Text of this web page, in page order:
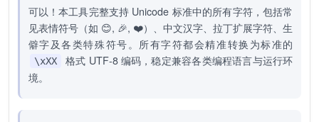
可以！本工具完整支持 Unicode 标准中的所有字符，包括常
见表情符号（如 😊, 🎉, ❤️）、中文汉字、拉丁扩展字符、生
僻字及各类特殊符号。所有字符都会精准转换为标准的
\xXX
格式 UTF-8 编码，稳定兼容各类编程语言与运行环
境。